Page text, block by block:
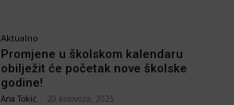
Aktualno
Promjene u školskom kalendaru
obilježit će početak nove školske
godine!
Ana Tokić 20 kolovoza, 2025